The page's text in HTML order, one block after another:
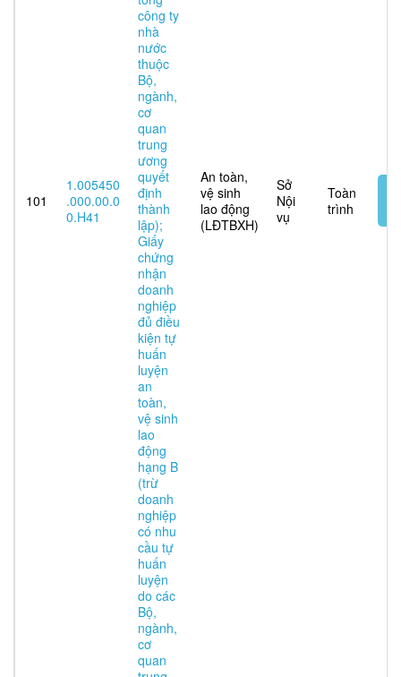
101
1.005450
.000.00.0
0.H41
công ty
nhà
nước
thuộc
Bộ,
ngành,
cơ
quan
trung
ương
quyết
định
thành
lập);
Giấy
chứng
nhận
doanh
nghiệp
đủ điều
kiện tự
huấn
luyện
an
toàn,
vệ sinh
lao
động
hạng B
(trừ
doanh
nghiệp
có nhu
cầu tự
huấn
luyện
do các
Bộ,
ngành,
cơ
quan
An toàn,
vệ sinh
lao động
(LĐTBXH)
Sở
Nội
vụ
Toàn
trình